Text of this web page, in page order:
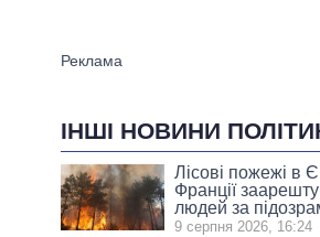
ІНШІ НОВИНИ
Лісові пожежі в
Франції
людей за
9 серпня 2026, 16:24